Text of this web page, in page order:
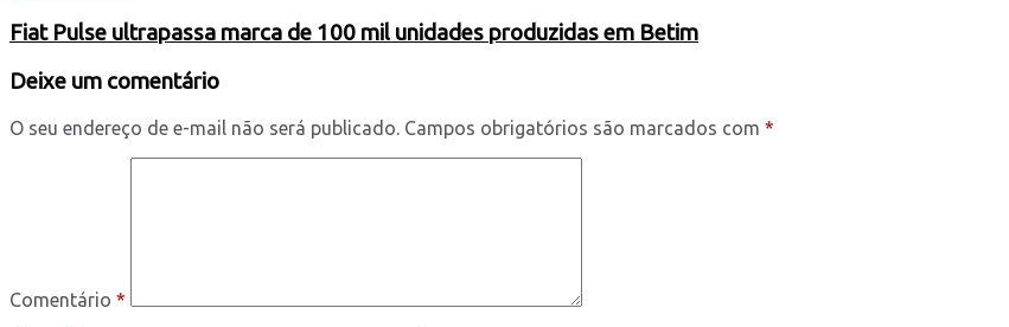
Fiat Pulse ultrapassa marca de 100 mil unidades produzidas em Betim
Deixe um comentário
O seu endereço de e-mail não será publicado. Campos obrigatórios são marcados com *
Comentário *